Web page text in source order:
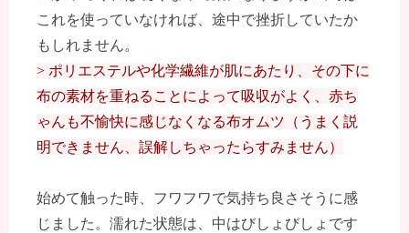
これを使っていなければ、途中で挫折していたか
もしれません。
> ポリエステルや化学繊維が肌にあたり、その下に
布の素材を重ねることによって吸収がよく、赤ち
ゃんも不愉快に感じなくなる布オムツ（うまく説
明できません、誤解しちゃったらすみません）
始めて触った時、フワフワで気持ち良さそうに感
じました。濡れた状態は、中はびしょびしょです